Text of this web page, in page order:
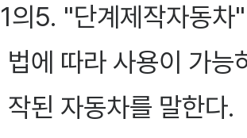
1의5. "단계제작자동
법에 따라 사용이 가
작된 자동차를 말한다.